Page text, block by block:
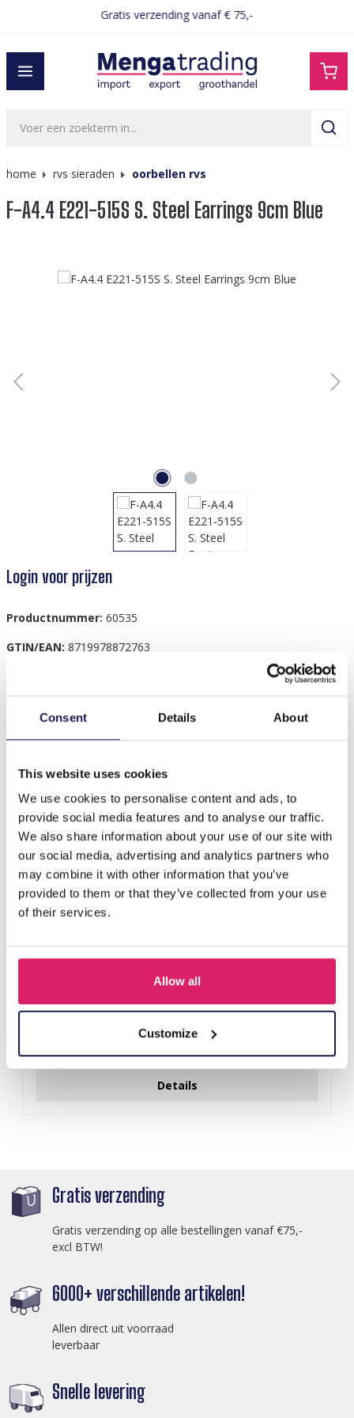
Consent Details About
This website uses cookies
We use cookies to personalise content and ads, to
provide social media features and to analyse our traffic.
We also share information about your use of our site with
our social media, advertising and analytics partners who
may combine it with other information that you’ve
provided to them or that they’ve collected from your use
of their services.
Allow all
Customize
Gratis verzending vanaf € 75,-
home rvs sieraden oorbellen rvs
F-A4.4 E221-515S S. Steel Earrings 9cm Blue
Afbeeldingengalerij overslaan
Login voor prijzen
Productnummer: 60535
GTIN/EAN: 8719978872763
Beschrijving
F-A4.4 E221-515S S. Steel Earrings 9cm Blue
Anderen kochten ook
Login voor prijzen
Details
Gratis verzending
Gratis verzending op alle bestellingen vanaf €75,-
excl BTW!
6000+ verschillende artikelen!
Allen direct uit voorraad
leverbaar
Snelle levering